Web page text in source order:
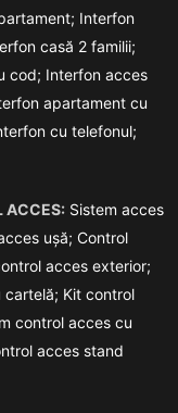
Interfon
casă 2 familii;
cod; Interfon acces
apartament cu
cu telefonul;
ACCES: Sistem acces
ușă; Control
acces exterior;
cartelă; Kit control
control acces cu
acces stand